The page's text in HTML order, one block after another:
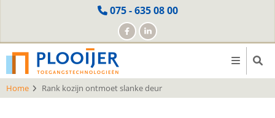
content
075 - 635 08 00
Home Rank kozijn ontmoet slanke deur